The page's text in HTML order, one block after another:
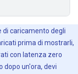
caricamento degli
prima di mostrarli,
con latenza zero
dopo un'ora, devi